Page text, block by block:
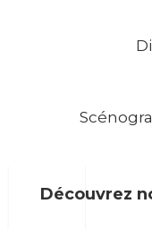
Découvrez